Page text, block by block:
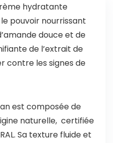
hydratante
pouvoir nourrissant
douce et de
de l’extrait de
contre les signes de
est composée de
naturelle, certifiée
Sa texture fluide et